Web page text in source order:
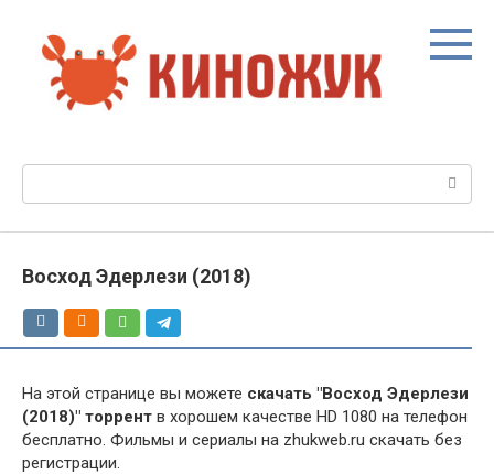
контенту
Восход Эдерлези (2018)
На этой странице вы можете скачать "Восход Эдерлези
(2018)" торрент в хорошем качестве HD 1080 на телефон
бесплатно. Фильмы и сериалы на zhukweb.ru скачать без
регистрации.